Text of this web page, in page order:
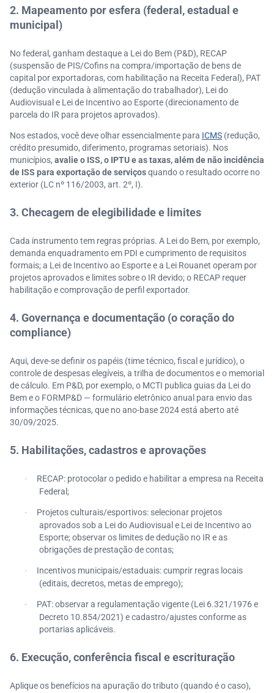
2. Mapeamento por esfera (federal, estadual e
municipal)
No federal, ganham destaque a Lei do Bem (P&D), RECAP
(suspensão de PIS/Cofins na compra/importação de bens de
capital por exportadoras, com habilitação na Receita Federal), PAT
(dedução vinculada à alimentação do trabalhador), Lei do
Audiovisual e Lei de Incentivo ao Esporte (direcionamento de
parcela do IR para projetos aprovados).
Nos estados, você deve olhar essencialmente para ICMS (redução,
crédito presumido, diferimento, programas setoriais). Nos
municípios, avalie o ISS, o IPTU e as taxas, além de não incidência
de ISS para exportação de serviçosquando o resultado ocorre no
exterior (LC nº 116/2003, art. 2º, I).
3. Checagem de elegibilidade e limites
Cada instrumento tem regras próprias. A Lei do Bem, por exemplo,
demanda enquadramento em PDI e cumprimento de requisitos
formais; a Lei de Incentivo ao Esporte e a Lei Rouanet operam por
projetos aprovados e limites sobre o IR devido; o RECAP requer
habilitação e comprovação de perfil exportador.
4. Governança e documentação (o coração do
compliance)
Aqui, deve-se definir os papéis (time técnico, fiscal e jurídico), o
controle de despesas elegíveis, a trilha de documentos e o memorial
de cálculo. Em P&D, por exemplo, o MCTI publica guias da Lei do
Bem e o FORMP&D — formulário eletrônico anual para envio das
informações técnicas, que no ano-base 2024 está aberto até
30/09/2025.
5. Habilitações, cadastros e aprovações
·
RECAP: protocolar o pedido e habilitar a empresa na Receita
Federal;
·
Projetos culturais/esportivos: selecionar projetos
aprovados sob a Lei do Audiovisual e Lei de Incentivo ao
Esporte; observar os limites de dedução no IR e as
obrigações de prestação de contas;
·
Incentivos municipais/estaduais: cumprir regras locais
(editais, decretos, metas de emprego);
·
PAT: observar a regulamentação vigente (Lei 6.321/1976 e
Decreto 10.854/2021) e cadastro/ajustes conforme as
portarias aplicáveis.
6. Execução, conferência fiscal e escrituração
Aplique os benefícios na apuração do tributo (quando é o caso),